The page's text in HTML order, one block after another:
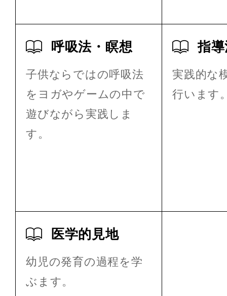
呼吸法・瞑想
子供ならではの呼吸法
をヨガやゲームの中で
遊びながら実践しま
す。
指
実践的な
行います
医学的見地
幼児の発育の過程を学
ぶます。